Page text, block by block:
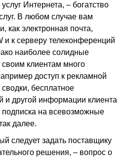
Интернета, – богатство
В любом случае вам
как электронная почта,
и к серверу телеконференций
наиболее солидные
клиентам много
доступ к рекламной
бесплатное
и другой информации клиента
на всевозможные
далее.
следует задать поставщику
решения, – вопрос о